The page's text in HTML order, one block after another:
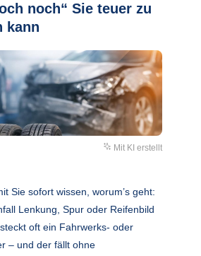
noch“ Sie teuer zu
kann
Mit KI erstellt
Sie sofort wissen, worum’s geht:
Lenkung, Spur oder Reifenbild
oft ein Fahrwerks- oder
– und der fällt ohne